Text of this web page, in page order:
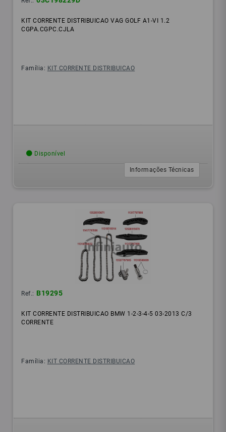
KIT CORRENTE DISTRIBUICAO VAG GOLF A1-VI 1.2
CGPA.CGPC.CJLA
Família: KIT CORRENTE DISTRIBUICAO
Disponível
Informações Técnicas
Ref.: B19295
KIT CORRENTE DISTRIBUICAO BMW 1-2-3-4-5 03-2013 C/3
CORRENTE
Família: KIT CORRENTE DISTRIBUICAO